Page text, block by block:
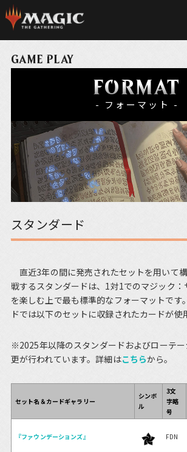
GAME PLAY
FORMAT
- フォーマット -
スタンダード
直近3年の間に発売されたセットを用いて
戦するスタンダードは、1対1でのマジック
を楽しむ上で最も標準的なフォーマットです
ドでは以下のセットに収録されたカードが使
※2025年以降のスタンダードおよびローテ
更が行われています。詳細はこちらから。
セット名＆カードギャラリー
シンボ
ル
3文
字略
号
『ファウンデーションズ』 FDN